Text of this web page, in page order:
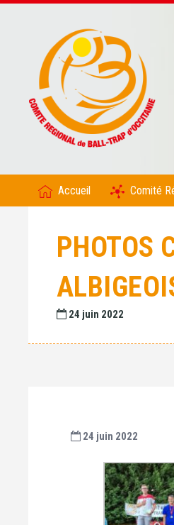
Accueil Comité
PHOTOS
24 juin 2022
24 juin 2022